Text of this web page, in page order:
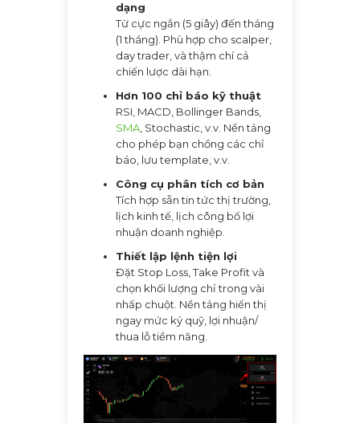
dạng
Từ cực ngắn (5 giây) đến tháng
(1 tháng). Phù hợp cho scalper,
day trader, và thậm chí cả
chiến lược dài hạn.
Hơn 100 chỉ báo kỹ thuật
RSI, MACD, Bollinger Bands,
SMA , Stochastic, v.v. Nền tảng
cho phép bạn chồng các chỉ
báo, lưu template, v.v.
Công cụ phân tích cơ bản
Tích hợp sẵn tin tức thị trường,
lịch kinh tế, lịch công bố lợi
nhuận doanh nghiệp.
Thiết lập lệnh tiện lợi
Đặt Stop Loss, Take Profit và
chọn khối lượng chỉ trong vài
nhấp chuột. Nền tảng hiển thị
ngay mức ký quỹ, lợi nhuận/
thua lỗ tiềm năng.